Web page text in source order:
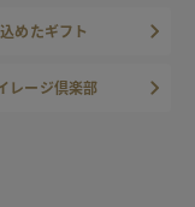
めたギフト
レージ倶楽部